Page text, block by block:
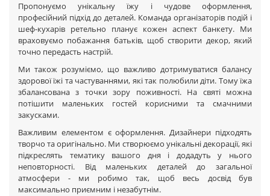
Пропонуємо унікальну їжу і чудове оформлення,
професійний підхід до деталей. Команда організаторів подій і
шеф-кухарів ретельно планує кожен аспект банкету. Ми
враховуємо побажання батьків, щоб створити декор, який
точно передасть настрій.
Ми також розуміємо, що важливо дотримуватися балансу
здорової їжі та частуваннями, які так полюбили діти. Тому їжа
збалансована з точки зору поживності. На святі можна
потішити маленьких гостей корисними та смачними
закусками.
Важливим елементом є оформлення. Дизайнери підходять
творчо та оригінально. Ми створюємо унікальні декорації, які
підкреслять тематику вашого дня і додадуть у нього
неповторності. Від маленьких деталей до загальної
атмосфери - ми робимо так, щоб весь досвід був
максимально приємним і незабутнім.